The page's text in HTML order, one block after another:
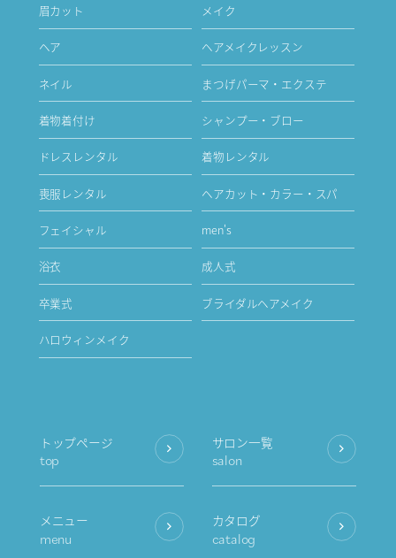
眉カット メイク
ヘア ヘアメイクレッスン
ネイル まつげパーマ・エクステ
着物着付け シャンプー・ブロー
ドレスレンタル 着物レンタル
喪服レンタル ヘアカット・カラー・スパ
フェイシャル men's
浴衣 成人式
卒業式 ブライダルヘアメイク
ハロウィンメイク
トップページ
top
サロン一覧
salon
メニュー
menu
カタログ
catalog